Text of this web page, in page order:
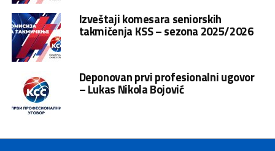
Izveštaji komesara seniorskih
takmičenja KSS – sezona 2025/2026
Deponovan prvi profesionalni ugovor
– Lukas Nikola Bojović